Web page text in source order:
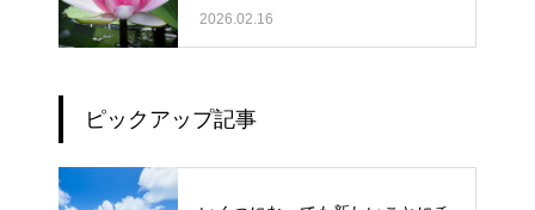
ーマです。
2026.02.16
ピックアップ記事